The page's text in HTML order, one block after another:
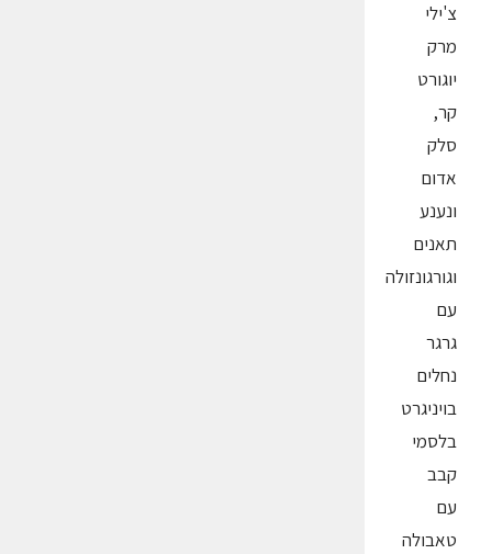
צ'ילי
מרק
יוגורט
קר,
סלק
אדום
ונענע
תאנים
וגורגונזולה
עם
גרגר
נחלים
בויניגרט
בלסמי
קבב
עם
טאבולה